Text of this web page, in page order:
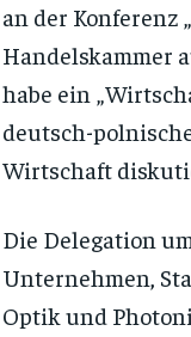
an der Konferenz
Handelskammer
habe ein
deutsch-
Wirtschaft
Die Delegation
Unternehmen,
Optik und